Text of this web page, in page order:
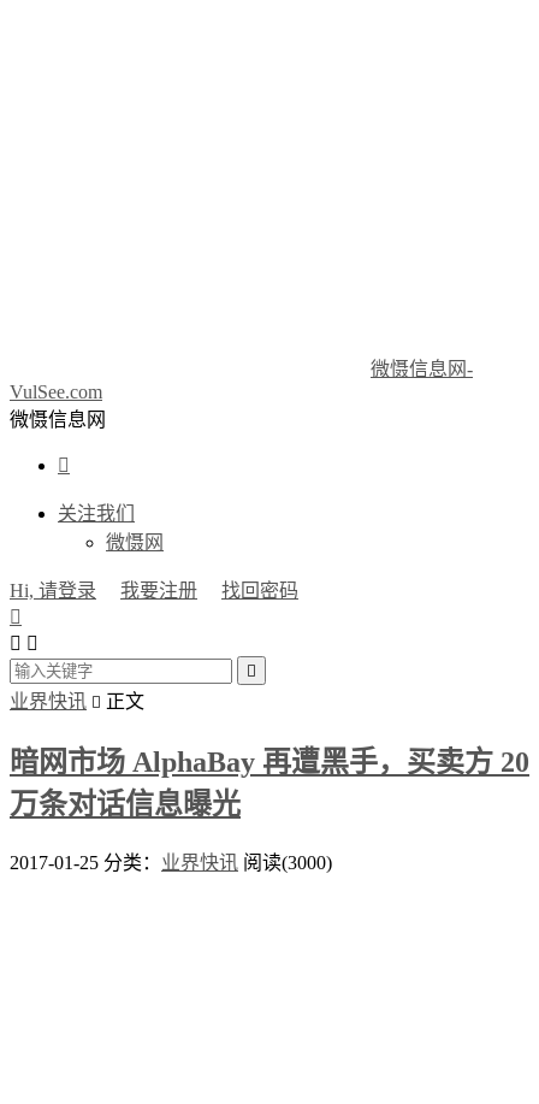
微慑信息网-
VulSee.com
微慑信息网

关注我们
微慑网
Hi, 请登录 我要注册
找回密码

 

业界快讯  正文
暗网市场 AlphaBay 再遭黑手，买卖方 20
万条对话信息曝光
2017-01-25 分类： 业界快讯 阅读(3000)